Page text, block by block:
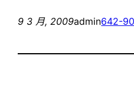
9 3 月, 2009admin642-